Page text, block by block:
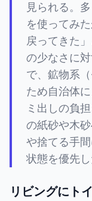
見られる。
を使ってみ
戻ってきた
の少なさに
で、鉱物系
ため自治体
ミ出しの負
の紙砂や木
や捨てる手
状態を優先
リビングにト